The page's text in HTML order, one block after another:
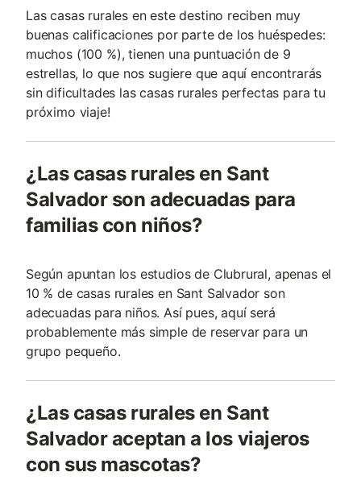
Las casas rurales en este destino reciben muy
buenas calificaciones por parte de los huéspedes:
muchos (100 %), tienen una puntuación de 9
estrellas, lo que nos sugiere que aquí encontrarás
sin dificultades las casas rurales perfectas para tu
próximo viaje!
¿Las casas rurales en Sant
Salvador son adecuadas para
familias con niños?
Según apuntan los estudios de Clubrural, apenas el
10 % de casas rurales en Sant Salvador son
adecuadas para niños. Así pues, aquí será
probablemente más simple de reservar para un
grupo pequeño.
¿Las casas rurales en Sant
Salvador aceptan a los viajeros
con sus mascotas?